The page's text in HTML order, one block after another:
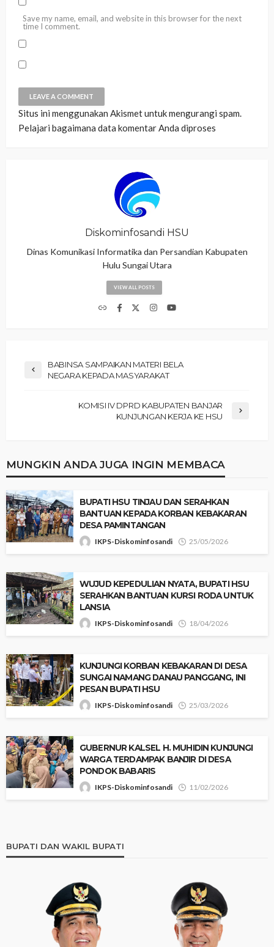
Save my name, email, and website in this browser for the next
time I comment.
Situs ini menggunakan Akismet untuk mengurangi spam.
Pelajari bagaimana data komentar Anda diproses
Diskominfosandi HSU
Dinas Komunikasi Informatika dan Persandian Kabupaten
Hulu Sungai Utara
VIEW ALL POSTS
BABINSA SAMPAIKAN MATERI BELA
NEGARA KEPADA MASYARAKAT
KOMISI IV DPRD KABUPATEN BANJAR
KUNJUNGAN KERJA KE HSU
MUNGKIN ANDA JUGA INGIN MEMBACA
‎BUPATI HSU TINJAU DAN SERAHKAN
BANTUAN KEPADA KORBAN KEBAKARAN
DESA PAMINTANGAN
IKPS-Diskominfosandi 25/05/2026
‎WUJUD KEPEDULIAN NYATA, BUPATI HSU
SERAHKAN BANTUAN KURSI RODA UNTUK
LANSIA
IKPS-Diskominfosandi 18/04/2026
‎KUNJUNGI KORBAN KEBAKARAN DI DESA
SUNGAI NAMANG DANAU PANGGANG, INI
PESAN BUPATI HSU
IKPS-Diskominfosandi 25/03/2026
‎GUBERNUR KALSEL H. MUHIDIN KUNJUNGI
WARGA TERDAMPAK BANJIR DI DESA
PONDOK BABARIS
IKPS-Diskominfosandi 11/02/2026
BUPATI DAN WAKIL BUPATI